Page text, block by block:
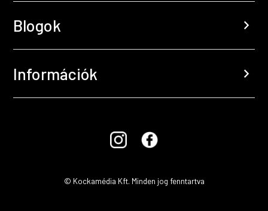
Blogok chevron_right
Információk chevron_right
© Kockamédia Kft. Minden jog fenntartva